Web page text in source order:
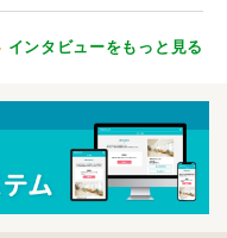
インタビューをもっと見る